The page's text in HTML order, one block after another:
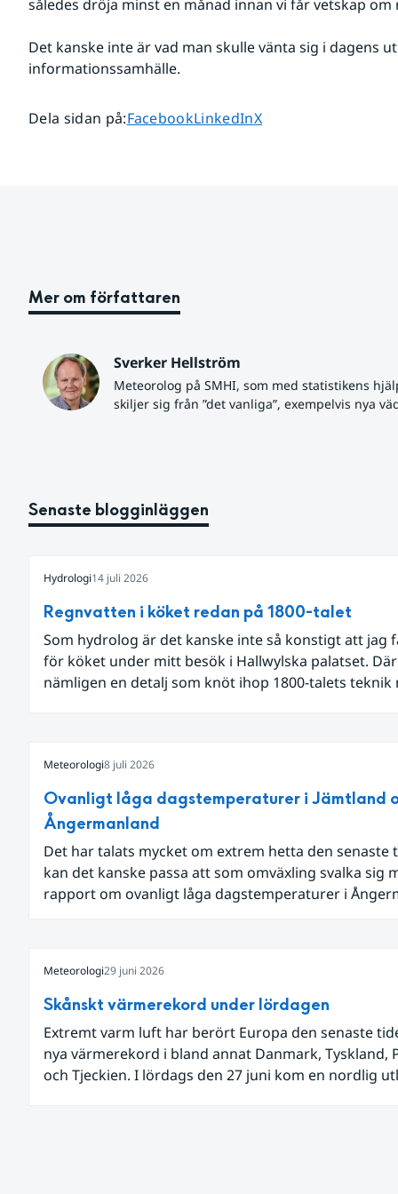
således dröja minst en månad innan vi får vetskap
Det kanske inte är vad man skulle vänta sig i dagens
informationssamhälle.
Dela sidan på:Dela sidan på
FacebookDela sidan på
LinkedInDela sidan på
X
Mer om författaren
Sverker Hellström
Meteorolog på SMHI, som med statistikens
skiljer sig från ”det vanliga”, exempelvis nya
Senaste blogginläggen
Hydrologi14 juli 2026
Regnvatten i köket redan på 1800-talet
Som hydrolog är det kanske inte så konstigt att jag
för köket under mitt besök i Hallwylska palatset.
nämligen en detalj som knöt ihop 1800-talets teknik
Meteorologi8 juli 2026
Ovanligt låga dagstemperaturer i Jämtland
Ångermanland
Det har talats mycket om extrem hetta den senaste
kan det kanske passa att som omväxling svalka sig
rapport om ovanligt låga dagstemperaturer i
Meteorologi29 juni 2026
Skånskt värmerekord under lördagen
Extremt varm luft har berört Europa den senaste
nya värmerekord i bland annat Danmark, Tyskland,
och Tjeckien. I lördags den 27 juni kom en nordlig